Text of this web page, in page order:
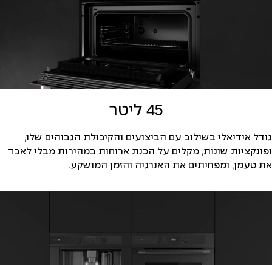
45 ליטר
גודל אידיאלי בשילוב עם הביצועים והקיבולת הגבוהים שלו,
ופונקציות שונות, מקלים על הכנת ארוחות במהירות מבלי לאבד
את טעמן, ומפחיתים את האנרגיה והזמן המושקע.